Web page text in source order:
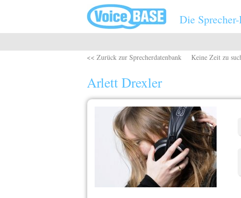
Die
<< Zurück zur Sprecherdatenbank Keine Zeit zu
Arlett Drexler